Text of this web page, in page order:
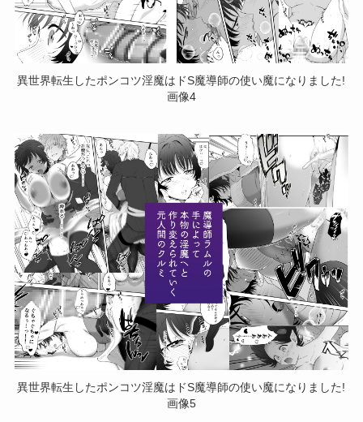
異世界転生したポンコツ淫魔はドS魔導師の使い魔になりました!
画像4
異世界転生したポンコツ淫魔はドS魔導師の使い魔になりました!
画像5